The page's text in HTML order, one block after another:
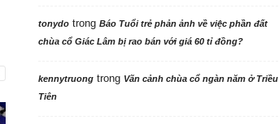
tonydotrong Báo Tuổi trẻ phản ảnh về việc phần đất
chùa cổ Giác Lâm bị rao bán với giá 60 tỉ đồng?
kennytruongtrong Vãn cảnh chùa cổ ngàn năm ở Triều
Tiên